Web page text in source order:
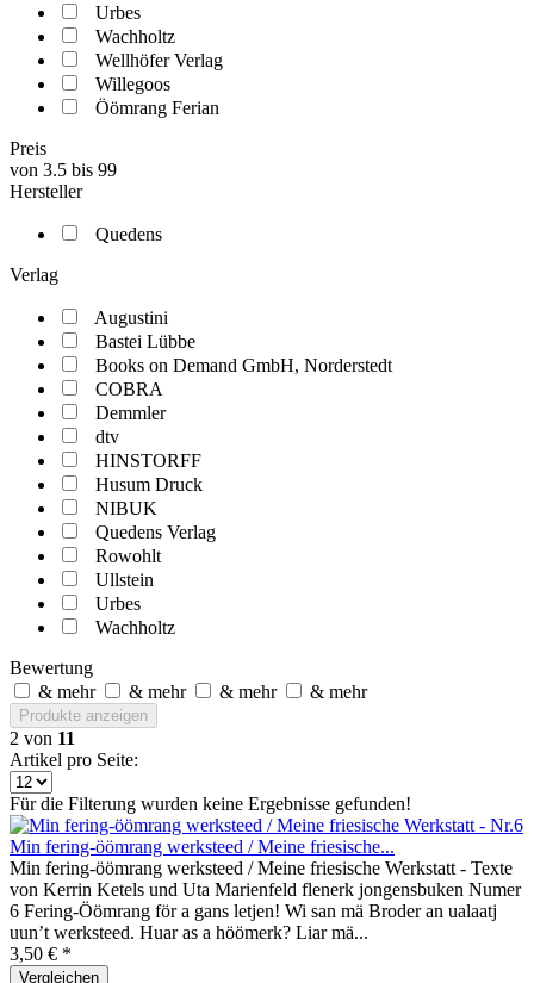
Urbes
Wachholtz
Wellhöfer Verlag
Willegoos
Öömrang Ferian
Preis
von 3.5 bis 99
Hersteller
Quedens
Verlag
Augustini
Bastei Lübbe
Books on Demand GmbH, Norderstedt
COBRA
Demmler
dtv
HINSTORFF
Husum Druck
NIBUK
Quedens Verlag
Rowohlt
Ullstein
Urbes
Wachholtz
Bewertung
& mehr
& mehr & mehr & mehr
Produkte anzeigen
2 von 11
Artikel pro Seite:
Für die Filterung wurden keine Ergebnisse gefunden!
Min fering-öömrang werksteed / Meine friesische...
Min fering-öömrang werksteed / Meine friesische Werkstatt - Texte
von Kerrin Ketels und Uta Marienfeld flenerk jongensbuken Numer
6 Fering-Öömrang för a gans letjen! Wi san mä Broder an ualaatj
uun’t werksteed. Huar as a höömerk? Liar mä...
3,50 € *
Vergleichen